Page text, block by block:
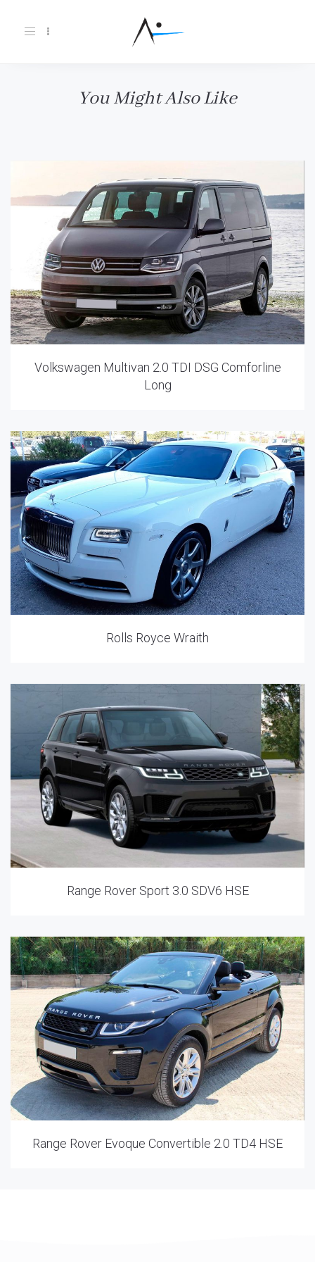
Toggle
You Might Also Like
Volkswagen Multivan 2.0 TDI DSG Comforline
Long
Rolls Royce Wraith
Range Rover Sport 3.0 SDV6 HSE
Range Rover Evoque Convertible 2.0 TD4 HSE